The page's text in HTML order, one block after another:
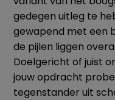
gedegen uitleg te
gewapend met een
de pijlen liggen
Doelgericht of juist
jouw opdracht
tegenstander uit